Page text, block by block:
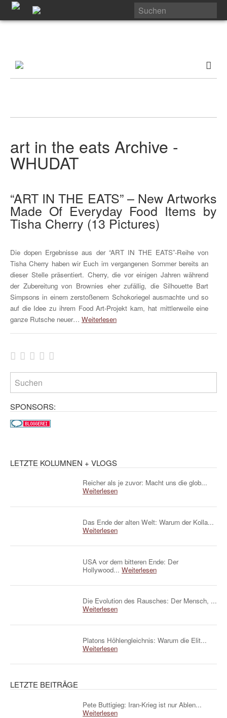
art in the eats Archive -
WHUDAT
“ART IN THE EATS” – New Artworks
Made Of Everyday Food Items by
Tisha Cherry (13 Pictures)
Die dopen Ergebnisse aus der “ART IN THE EATS”-Reihe von
Tisha Cherry haben wir Euch im vergangenen Sommer bereits an
dieser Stelle präsentiert. Cherry, die vor einigen Jahren während
der Zubereitung von Brownies eher zufällig, die Silhouette Bart
Simpsons in einem zerstoßenem Schokoriegel ausmachte und so
auf die Idee zu ihrem Food Art-Projekt kam, hat mittlerweile eine
ganze Rutsche neuer… Weiterlesen
SPONSORS:
LETZTE KOLUMNEN + VLOGS
Reicher als je zuvor: Macht uns die glob...
Weiterlesen
Das Ende der alten Welt: Warum der Kolla...
Weiterlesen
USA vor dem bitteren Ende: Der
Hollywood... Weiterlesen
Die Evolution des Rausches: Der Mensch, ...
Weiterlesen
Platons Höhlengleichnis: Warum die Elit...
Weiterlesen
LETZTE BEITRÄGE
Pete Buttigieg: Iran-Krieg ist nur Ablen...
Weiterlesen